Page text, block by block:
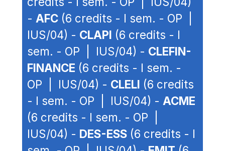
- AFC (6 credits - I sem. - OP |
IUS/04) - CLAPI (6 credits - I
sem. - OP | IUS/04) - CLEFIN-
FINANCE (6 credits - I sem. -
OP | IUS/04) - CLELI (6 credits
- I sem. - OP | IUS/04) - ACME
(6 credits - I sem. - OP |
IUS/04) - DES-ESS (6 credits - I